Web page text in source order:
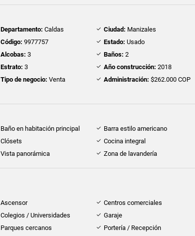
Departamento: Caldas Ciudad: Manizales
Código: 9977757 Estado: Usado
Alcobas: 3 Baños: 2
Estrato: 3 Año construcción: 2018
Tipo de negocio: Venta Administración: $262.000 COP
Baño en habitación principal
Barra estilo americano
Clósets
Cocina integral
Vista panorámica Zona de lavandería
Ascensor
Centros comerciales
Colegios / Universidades
Garaje
Parques cercanos
Portería / Recepción